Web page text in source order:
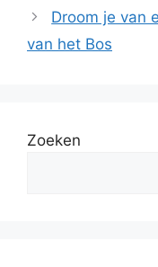
Droom je van
van het Bos
Zoeken